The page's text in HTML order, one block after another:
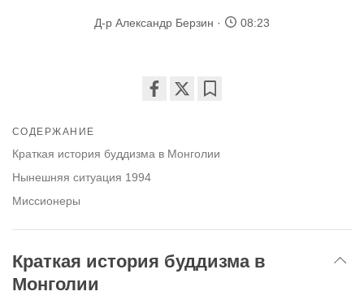
Д-р Александр Берзин 08:23
facebook
СОДЕРЖАНИЕ
Краткая история буддизма в Монголии
Нынешняя ситуация 1994
Миссионеры
Краткая история буддизма в
Монголии